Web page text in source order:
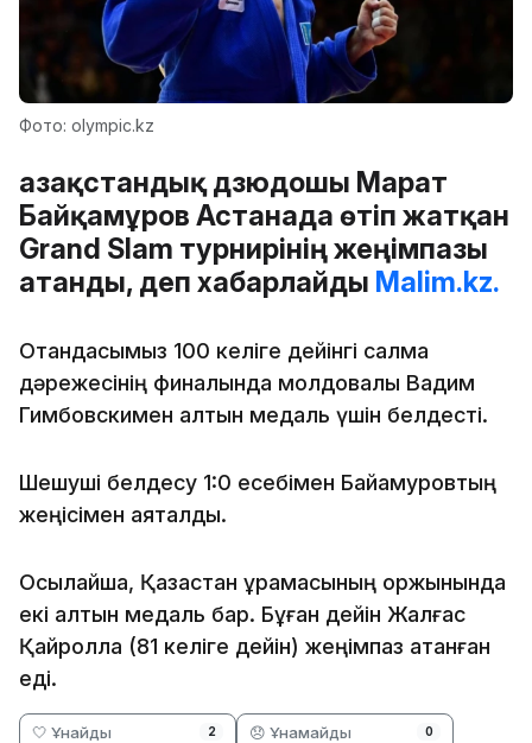
Фото: olympic.kz
Қазақстандық дзюдошы Марат
Байқамұров Астанада өтіп жатқан
Grand Slam турнирінің жеңімпазы
атанды, деп хабарлайды Malim.kz.
Отандасымыз 100 келіге дейінгі салмақ
дәрежесінің финалында молдовалық Вадим
Гимбовскимен алтын медаль үшін белдесті.
Шешуші белдесу 1:0 есебімен Байқамуровтың
жеңісімен аяқталды.
Осылайша, Қазақстан құрамасының қоржынында
екі алтын медаль бар. Бұған дейін Жалғас
Қайролла (81 келіге дейін) жеңімпаз атанған
еді.
🤍 Ұнайды 2 😞 Ұнамайды 0